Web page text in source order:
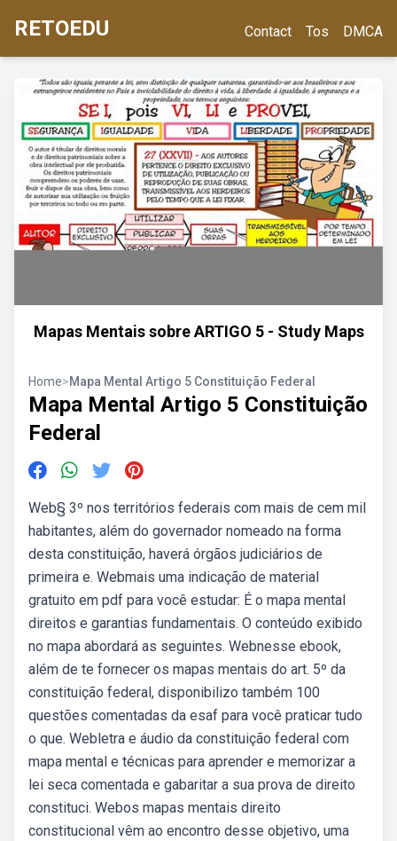
RETOEDU Contact Tos DMCA
Mapas Mentais sobre ARTIGO 5 - Study Maps
Home>Mapa Mental Artigo 5 Constituição Federal
Mapa Mental Artigo 5 Constituição
Federal
Web§ 3º nos territórios federais com mais de cem mil
habitantes, além do governador nomeado na forma
desta constituição, haverá órgãos judiciários de
primeira e. Webmais uma indicação de material
gratuito em pdf para você estudar: É o mapa mental
direitos e garantias fundamentais. O conteúdo exibido
no mapa abordará as seguintes. Webnesse ebook,
além de te fornecer os mapas mentais do art. 5º da
constituição federal, disponibilizo também 100
questões comentadas da esaf para você praticar tudo
o que. Webletra e áudio da constituição federal com
mapa mental e técnicas para aprender e memorizar a
lei seca comentada e gabaritar a sua prova de direito
constituci. Webos mapas mentais direito
constitucional vêm ao encontro desse objetivo, uma